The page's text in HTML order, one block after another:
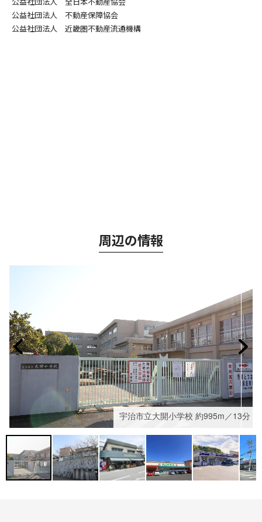
公益社団法人 不動産保障協会
公益社団法人 近畿圏不動産流通機構
周辺の情報
宇治市立大開小学校 約995m／13分